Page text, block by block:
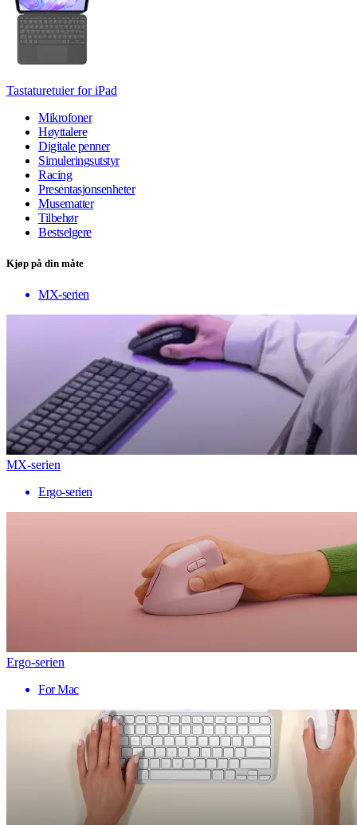
Tastaturetuier for iPad
Mikrofoner
Høyttalere
Digitale penner
Simuleringsutstyr
Racing
Presentasjonsenheter
Musematter
Tilbehør
Bestselgere
Kjøp på din måte
MX-serien
MX-serien
Ergo-serien
Ergo-serien
For Mac